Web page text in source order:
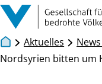
Zum Inhalt springen
Aktuelles
Nordsyrien bitten um